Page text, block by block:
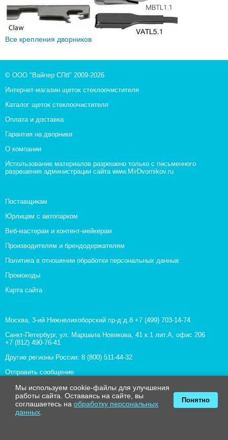
Все крепления дворников
© ООО "Вайпер СПб" 2009-2026
Интернет-магазин щеток стеклоочистителя
Каталог щеток стеклоочистителя
Оплата и доставка
Гарантия на дворники
О компании
Использование материалов разрешено только с письменного
разрешения администрации сайта www.MirDvornikov.ru
Поставщикам
Юрлицам с автопарком
Веб-мастерам и контент-мейкерам
Производителям и брендодержателям
Политика в отношении обработки персональных данных
Промокоды
Карта сайта
Москва, 3-ий Нижнелихоборский пр-д д.8 +7 (499) 703-14-74
Санкт-Петербург, ул. Маршала Новикова, 41 к.1 лит.А, офис 206
+7 (812) 490-76-41
Другие регионы России: 8 (800) 511-44-32
Отправить сообщение
Все контакты
Мы используем cookie-файлы для улучшения
работы сайта. Оставаясь на сайте, вы
соглашаетесь на обработку персональных
данных
Понятно